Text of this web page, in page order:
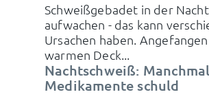
Schweißgebadet in der Nacht
aufwachen - das kann
Ursachen haben.
warmen Deck...
Nachtschweiß:
Medikamente schuld